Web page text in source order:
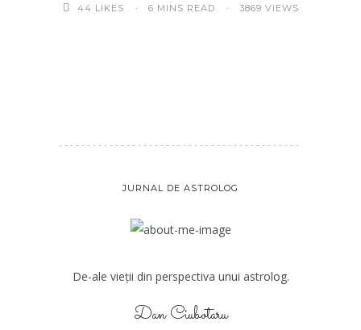
44 LIKES 6 MINS READ 3869 VIEWS
JURNAL DE ASTROLOG
De-ale vieții din perspectiva unui astrolog.
Dan Ciubotaru